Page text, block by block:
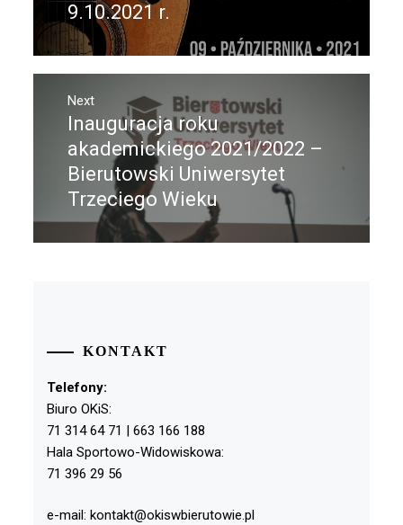
9.10.2021 r.
Next
Next
post:
Inauguracja roku
akademickiego 2021/2022 –
Bierutowski Uniwersytet
Trzeciego Wieku
KONTAKT
Telefony:
Biuro OKiS:
71 314 64 71 | 663 166 188
Hala Sportowo-Widowiskowa:
71 396 29 56
e-mail: kontakt@okiswbierutowie.pl